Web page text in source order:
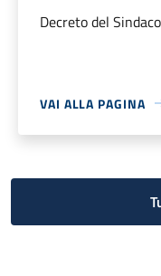
Decreto del Sindaco
VAI ALLA PAGINA